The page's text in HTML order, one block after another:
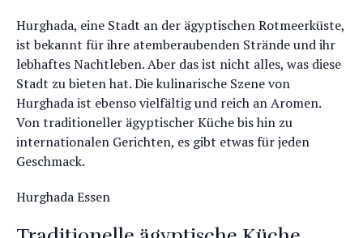
Hurghada, eine Stadt an der ägyptischen Rotmeerküste,
ist bekannt für ihre atemberaubenden Strände und ihr
lebhaftes Nachtleben. Aber das ist nicht alles, was diese
Stadt zu bieten hat. Die kulinarische Szene von
Hurghada ist ebenso vielfältig und reich an Aromen.
Von traditioneller ägyptischer Küche bis hin zu
internationalen Gerichten, es gibt etwas für jeden
Geschmack.
Hurghada Essen